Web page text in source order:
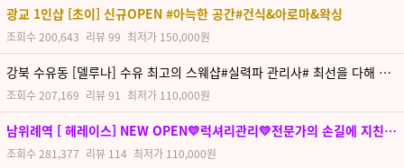
광교 1인샵 [초이] 신규OPEN #아늑한 공간#건식&아로마&왁싱
최저가 150,000원
리뷰99
조회수200,643
강북 수유동 [델루나] 수유 최고의 스웨샵#실력파 관리사# 최선을 다해 케어해드리겠습니다~
최저가 110,000원
리뷰91
조회수207,169
남위례역 [ 헤레이스] NEW OPEN💛럭셔리관리💛전문가의 손길에 지친 피로를 회복해보세요💛
최저가 110,000원
리뷰 114
조회수281,377